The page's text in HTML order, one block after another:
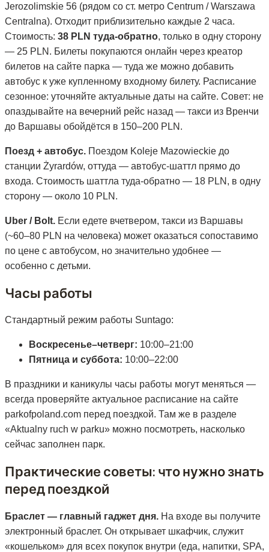
Jerozolimskie 56 (рядом со ст. метро Centrum / Warszawa
Centralna). Отходит приблизительно каждые 2 часа.
Стоимость: 38 PLN туда-обратно, только в одну сторону
— 25 PLN. Билеты покупаются онлайн через креатор
билетов на сайте парка — туда же можно добавить
автобус к уже купленному входному билету. Расписание
сезонное: уточняйте актуальные даты на сайте. Совет: не
опаздывайте на вечерний рейс назад — такси из Вренчи
до Варшавы обойдётся в 150–200 PLN.
Поезд + автобус. Поездом Koleje Mazowieckie до
станции Żyrardów, оттуда — автобус-шаттл прямо до
входа. Стоимость шаттла туда-обратно — 18 PLN, в одну
сторону — около 10 PLN.
Uber / Bolt. Если едете вчетвером, такси из Варшавы
(~60–80 PLN на человека) может оказаться сопоставимо
по цене с автобусом, но значительно удобнее —
особенно с детьми.
Часы работы
Стандартный режим работы Suntago:
Воскресенье–четверг: 10:00–21:00
Пятница и суббота: 10:00–22:00
В праздники и каникулы часы работы могут меняться —
всегда проверяйте актуальное расписание на сайте
parkofpoland.com перед поездкой. Там же в разделе
«Aktualny ruch w parku» можно посмотреть, насколько
сейчас заполнен парк.
Практические советы: что нужно знать
перед поездкой
Браслет — главный гаджет дня. На входе вы получите
электронный браслет. Он открывает шкафчик, служит
«кошельком» для всех покупок внутри (еда, напитки, SPA,